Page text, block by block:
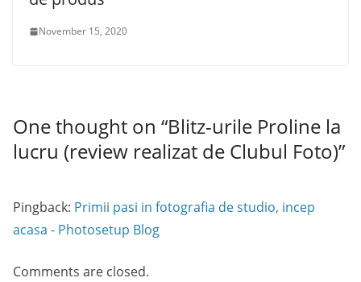
November 15, 2020
One thought on “Blitz-urile Proline la
lucru (review realizat de Clubul Foto)”
Pingback: Primii pasi in fotografia de studio, incep
acasa - Photosetup Blog
Comments are closed.